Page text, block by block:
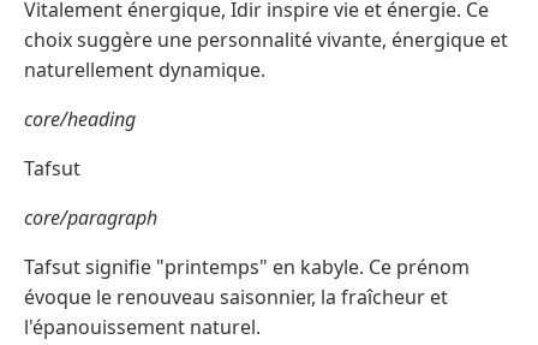
Vitalement énergique, Idir inspire vie et énergie. Ce
choix suggère une personnalité vivante, énergique et
naturellement dynamique.
core/heading
Tafsut
core/paragraph
Tafsut signifie "printemps" en kabyle. Ce prénom
évoque le renouveau saisonnier, la fraîcheur et
l'épanouissement naturel.